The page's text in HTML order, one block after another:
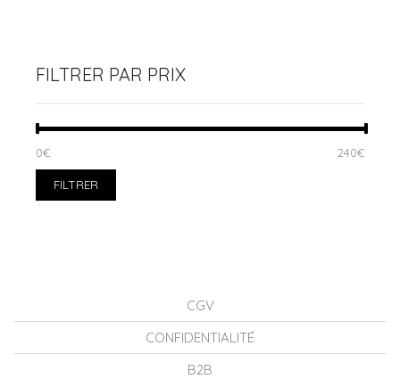
FILTRER PAR PRIX
PRIX
MIN
PRIX
MAX
FILTRER
0€ 240€
CGV
CONFIDENTIALITÉ
B2B